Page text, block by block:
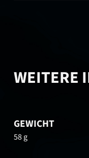
WEITERE
GEWICHT
58 g